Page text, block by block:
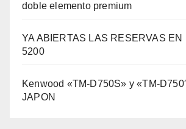
doble elemento premium
YA ABIERTAS LAS RESERVAS EN
5200
Kenwood «TM-D750S» y «TM-
JAPON